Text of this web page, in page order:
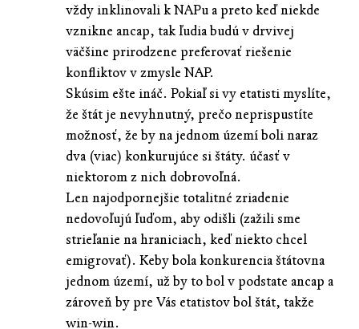
vždy inklinovali k NAPu a preto keď niekde
vznikne ancap, tak ľudia budú v drvivej
väčšine prirodzene preferovať riešenie
konfliktov v zmysle NAP.
Skúsim ešte ináč. Pokiaľ si vy etatisti myslíte,
že štát je nevyhnutný, prečo neprispustíte
možnosť, že by na jednom území boli naraz
dva (viac) konkurujúce si štáty. účasť v
niektorom z nich dobrovoľná.
Len najodpornejšie totalitné zriadenie
nedovoľujú ľuďom, aby odišli (zažili sme
strieľanie na hraniciach, keď niekto chcel
emigrovať). Keby bola konkurencia štátovna
jednom území, už by to bol v podstate ancap a
zároveň by pre Vás etatistov bol štát, takže
win-win.